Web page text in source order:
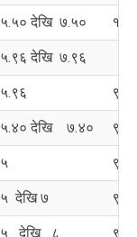
५.५० देखि ७.५०
५.९६ देखि ७.९६
५.९६
५.४० देखि ७.४०
५ ९.५
५ देखि ७ ९.५
५ देखि ८ ९